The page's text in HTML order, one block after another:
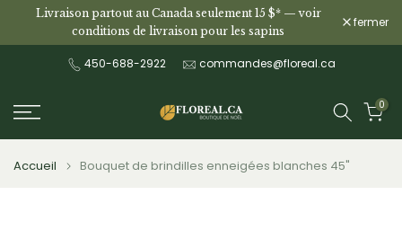
AllerLivraison partout au Canada seulement 15 $* —voir
conditions de livraison pour les sapins
fermer
450-688-2922 commandes@floreal.ca
0
Accueil Bouquet de brindilles enneigées blanches 45"